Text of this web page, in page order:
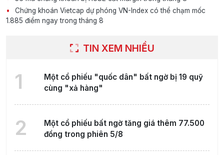
Chứng khoán Vietcap dự phóng VN-Index có thể chạm mốc
1.885 điểm ngay trong tháng 8
TIN XEM NHIỀU
1
Một cổ phiếu "quốc dân" bất ngờ bị 19 quỹ
cùng "xả hàng"
2
Một cổ phiếu bất ngờ tăng giá thêm 77.500
đồng trong phiên 5/8